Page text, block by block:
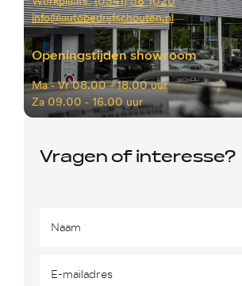
info@autobedrijfschouten.nl
Openingstijden showroom
Ma -Vr 08.00 - 18.00 uur
Za 09.00 - 16.00 uur
Vragen of interesse?